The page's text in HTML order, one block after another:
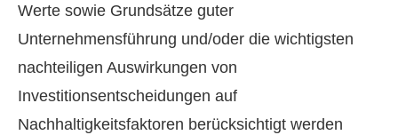
Werte sowie Grundsätze guter
Unternehmensführung und/oder die wichtigsten
nachteiligen Auswirkungen von
Investitionsentscheidungen auf
Nachhaltigkeitsfaktoren berücksichtigt werden